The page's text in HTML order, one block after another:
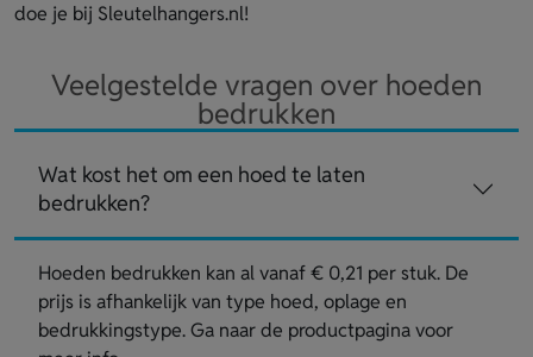
doe je bij Sleutelhangers.nl!
Veelgestelde vragen over hoeden
bedrukken
Wat kost het om een hoed te laten
bedrukken?
Hoeden bedrukken kan al vanaf € 0,21 per stuk. De
prijs is afhankelijk van type hoed, oplage en
bedrukkingstype. Ga naar de productpagina voor